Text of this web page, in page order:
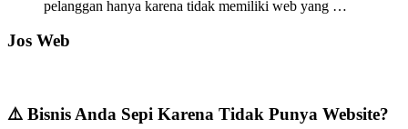
pelanggan hanya karena tidak memiliki web yang …
Jos Web
⚠️ Bisnis Anda Sepi Karena Tidak Punya Website?